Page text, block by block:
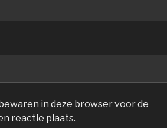
in deze browser voor de
reactie plaats.